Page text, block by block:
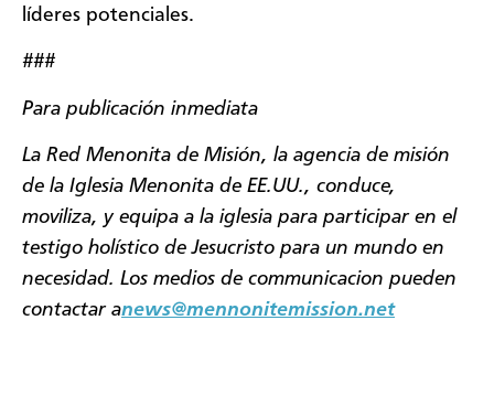
líderes potenciales.
###
Para publicación inmediata
La Red Menonita de Misión, la agencia de misión
de la Iglesia Menonita de EE.UU., conduce,
moviliza, y equipa a la iglesia para participar en el
testigo holístico de Jesucristo para un mundo en
necesidad. Los medios de communicacion pueden
contactar anews@mennonitemission.net